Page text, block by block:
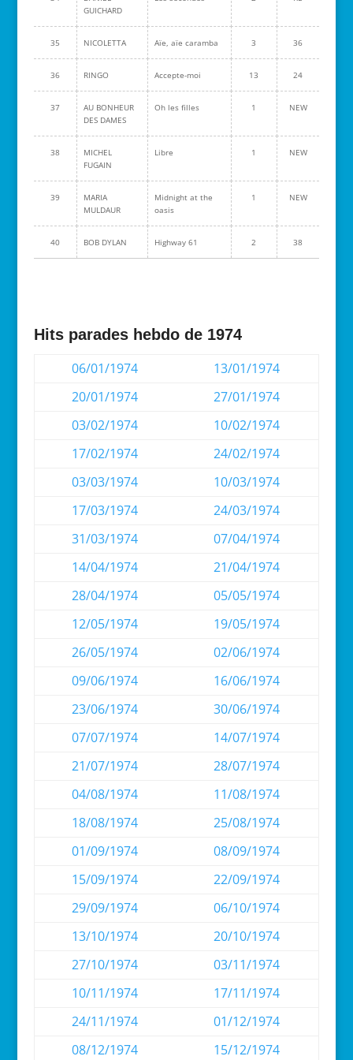
GUICHARD
35 NICOLETTA Aïe, aïe caramba 3 36
36 RINGO Accepte-moi 13 24
37
AU BONHEUR
DES DAMES
Oh les filles 1 NEW
38
MICHEL
FUGAIN
Libre 1 NEW
39
MARIA
MULDAUR
Midnight at the
oasis
1 NEW
40 BOB DYLAN Highway 61 2 38
Hits parades hebdo de 1974
06/01/1974
13/01/1974
20/01/1974
27/01/1974
03/02/1974
10/02/1974
17/02/1974
24/02/1974
03/03/1974
10/03/1974
17/03/1974
24/03/1974
31/03/1974
07/04/1974
14/04/1974
21/04/1974
28/04/1974
05/05/1974
12/05/1974
19/05/1974
26/05/1974
02/06/1974
09/06/1974
16/06/1974
23/06/1974
30/06/1974
07/07/1974
14/07/1974
21/07/1974
28/07/1974
04/08/1974
11/08/1974
18/08/1974
25/08/1974
01/09/1974
08/09/1974
15/09/1974
22/09/1974
29/09/1974
06/10/1974
13/10/1974
20/10/1974
27/10/1974
03/11/1974
10/11/1974
17/11/1974
24/11/1974
01/12/1974
08/12/1974
15/12/1974